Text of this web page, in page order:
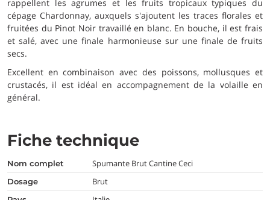
rappellent les agrumes et les fruits tropicaux typiques du
cépage Chardonnay, auxquels s'ajoutent les traces florales et
fruitées du Pinot Noir travaillé en blanc. En bouche, il est frais
et salé, avec une finale harmonieuse sur une finale de fruits
secs.
Excellent en combinaison avec des poissons, mollusques et
crustacés, il est idéal en accompagnement de la volaille en
général.
Fiche technique
nom complet Spumante Brut Cantine Ceci
dosage Brut